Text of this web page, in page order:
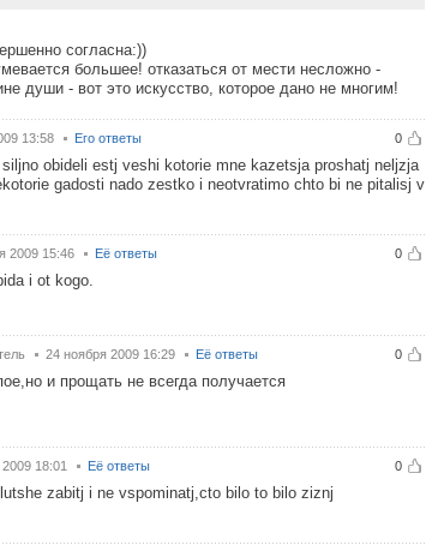
согласна:))
большее! отказаться от мести несложно -
души - вот это искусство, которое дано не многим!
0
13:58 Его ответы
obideli estj veshi kotorie mne kazetsja proshatj neljzja
gadosti nado zestko i neotvratimo chto bi ne pitalisj v
0
2009 15:46 Её ответы
i ot kogo.
0
24 ноября 2009 16:29 Её ответы
и прощать не всегда получается
0
18:01 Её ответы
zabitj i ne vspominatj,cto bilo to bilo ziznj